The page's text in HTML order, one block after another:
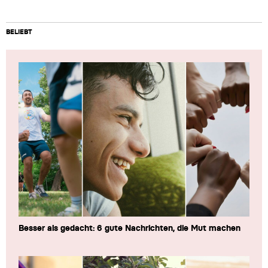
BELIEBT
Besser als gedacht: 6 gute Nachrichten, die Mut machen